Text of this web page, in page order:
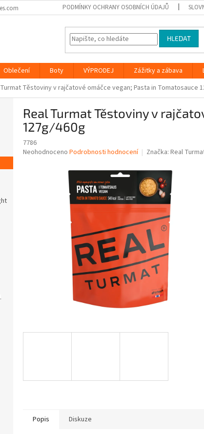
PODMÍNKY OCHRANY OSOBNÍCH ÚDAJŮ
HLEDAT
Oblečení Boty VÝPRODEJ Zážitky a zábava
Těstoviny v rajčatové omáčce vegan; Pasta in Tomatosauce
Real Turmat Těstoviny v
127g/460g
7786
Průměrné
Neohodnoceno Podrobnosti hodnocení Značka: Real
Popis Diskuze